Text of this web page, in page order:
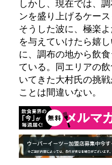
しかし、現在では、
ンを盛り上げるケー
そうした波に、極楽
を与えていけたら嬉
に、調布の地から飲
ている。同エリアの
いてきた大村氏の挑
ことは間違いない。